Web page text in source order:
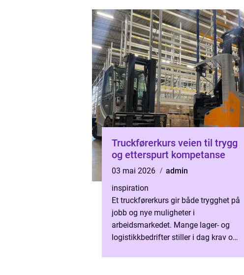
Truckførerkurs veien til trygg
og etterspurt kompetanse
03 mai 2026
admin
inspiration
Et truckførerkurs gir både trygghet på
jobb og nye muligheter i
arbeidsmarkedet. Mange lager- og
logistikkbedrifter stiller i dag krav om